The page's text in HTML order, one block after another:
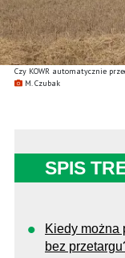
Czy KOWR automatycznie
M. Czubak
SPIS
Kiedy można
bez